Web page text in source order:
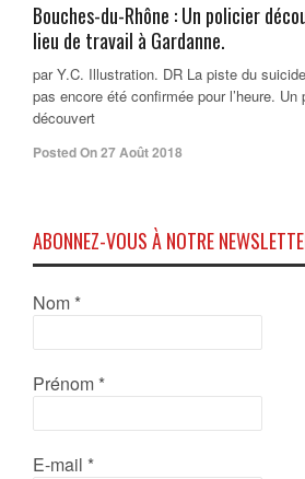
Bouches-du-Rhône : Un policier
lieu de travail à Gardanne.
par Y.C. Illustration. DR La piste du
pas encore été confirmée pour l’heure.
découvert
Posted On 27 Août 2018
ABONNEZ-VOUS À NOTRE
Nom *
Prénom *
E-mail *